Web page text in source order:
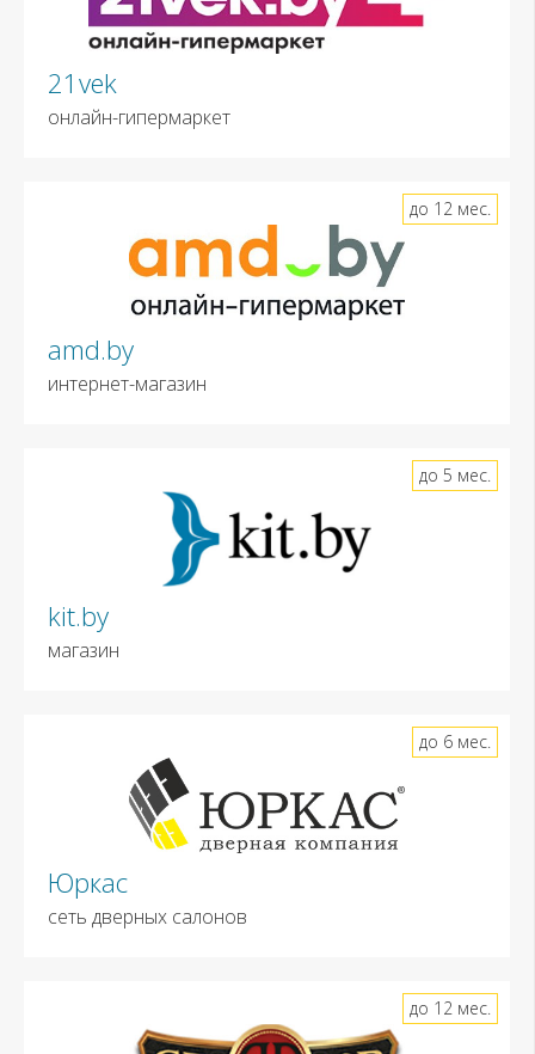
21vek
онлайн-гипермаркет
amd.by
интернет-магазин
до 12 мес.
kit.by
магазин
до 5 мес.
Юркас
сеть дверных салонов
до 6 мес.
до 12 мес.